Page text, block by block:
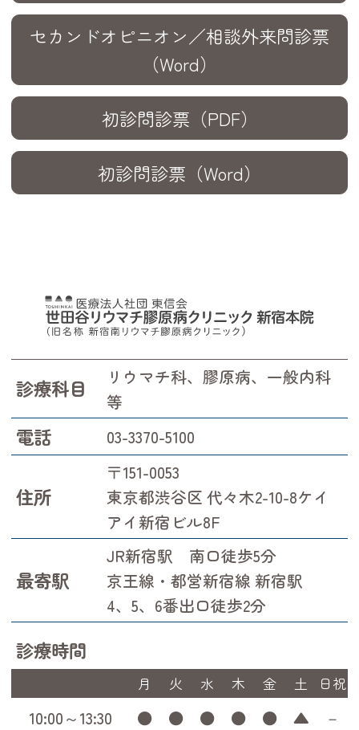
セカンドオピニオン／相談外来問診票
（Word）
初診問診票（PDF）
初診問診票（Word）
診療科目
リウマチ科、膠原病、一般内科
等
電話 03-3370-5100
住所
〒151-0053
東京都渋谷区 代々木2-10-8ケイ
アイ新宿ビル8F
最寄駅
JR新宿駅 南口徒歩5分
京王線・都営新宿線 新宿駅
4、5、6番出口徒歩2分
診療時間
月 火 水 木 金 土 日祝
10:00～13:30 ● ● ● ● ● ▲
－